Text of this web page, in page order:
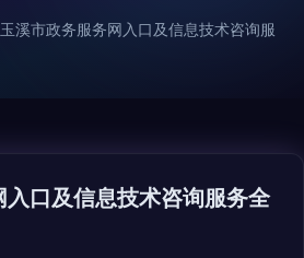
玉溪市政务服务网入口及信息技术咨询服
口及信息技术咨询服务全